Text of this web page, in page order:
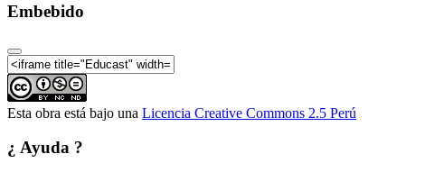
Embebido
Esta obra está bajo una Licencia Creative Commons 2.5 Perú
¿ Ayuda ?